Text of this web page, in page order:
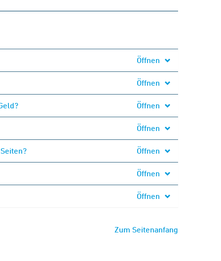
Öffnen
Öffnen
Öffnen
Öffnen
Öffnen
Öffnen
Öffnen
Zum Seitenanfang